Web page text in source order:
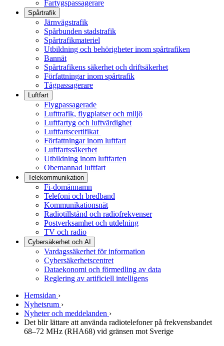
Fartygspassagerare
Spårtrafik
Järnvägstrafik
Spårbunden stadstrafik
Spårtrafikmateriel
Utbildning och behörigheter inom spårtrafiken
Bannät
Spårtrafikens säkerhet och driftsäkerhet
Författningar inom spårtrafik
Tågpassagerare
Luftfart
Flygpassagerade
Lufttrafik, flygplatser och miljö
Luftfartyg och luftvärdighet
Luftfartscertifikat
Författningar inom luftfart
Luftfartssäkerhet
Utbildning inom luftfarten
Obemannad luftfart
Telekommunikation
Fi-domännamn
Telefoni och bredband
Kommunikationsnät
Radiotillstånd och radiofrekvenser
Postverksamhet och utdelning
TV och radio
Cybersäkerhet och AI
Vardagssäkerhet för information
Cybersäkerhetscentret
Dataekonomi och förmedling av data
Reglering av artificiell intelligens
Hemsidan ›
Nyhetsrum ›
Nyheter och meddelanden ›
Det blir lättare att använda radiotelefoner på frekvensbandet
68–72 MHz (RHA68) vid gränsen mot Sverige